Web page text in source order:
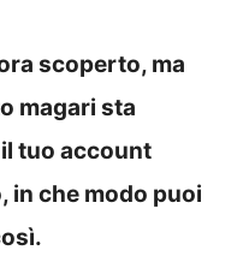
scoperto, ma
magari sta
tuo account
in che modo puoi